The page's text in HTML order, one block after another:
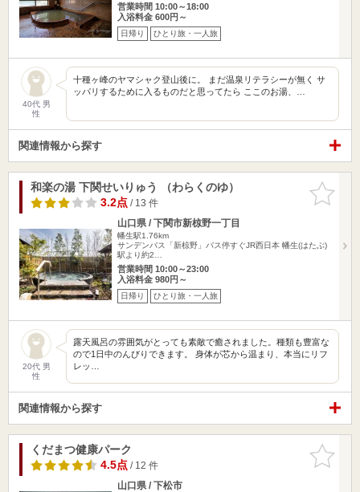
営業時間 10:00～18:00
入浴料金 600円～
日帰り ひとり旅・一人旅
40代 男
性
十種ヶ峰のヤマシャク登山後に。 まだ温泉リテラシーが無く サ
ッパリするために入るものだと思ってたら ここのお湯、…
関連情報から探す
お気に入
りに追加
和楽の湯 下関せいりゅう （わらくのゆ）
3.2点/ 13 件
山口県 / 下関市新椋野一丁目
幡生駅1.76km
サンデンバス「新椋野」バス停すぐJR西日本 幡生(はたぶ)
駅より約2…
営業時間 10:00～23:00
入浴料金 980円～
日帰り ひとり旅・一人旅
20代 男
性
露天風呂の雰囲気がとっても素敵で癒されました。種類も豊富な
ので1日中のんびりできます。 身体が芯から温まり、本当にリフ
レッ…
関連情報から探す
お気に入
りに追加
くだまつ健康パーク
4.5点/ 12 件
山口県 / 下松市